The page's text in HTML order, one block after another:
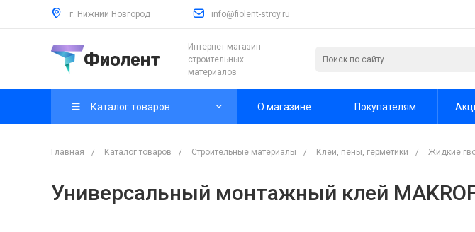
г. Нижний Новгород info@fiolent-stroy.ru
Интернет магазин
строительных
материалов
Каталог товаров О магазине Покупателям
Главная / Каталог товаров / Строительные материалы / Клей, пены, герметики / Жидкие
Универсальный монтажный клей